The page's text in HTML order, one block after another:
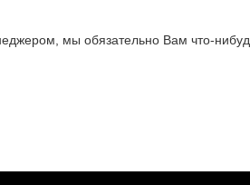
мы обязательно Вам что-